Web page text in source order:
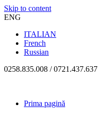
Skip to content
ENG
ITALIAN
French
Russian
0258.835.008 / 0721.437.637
Prima pagină